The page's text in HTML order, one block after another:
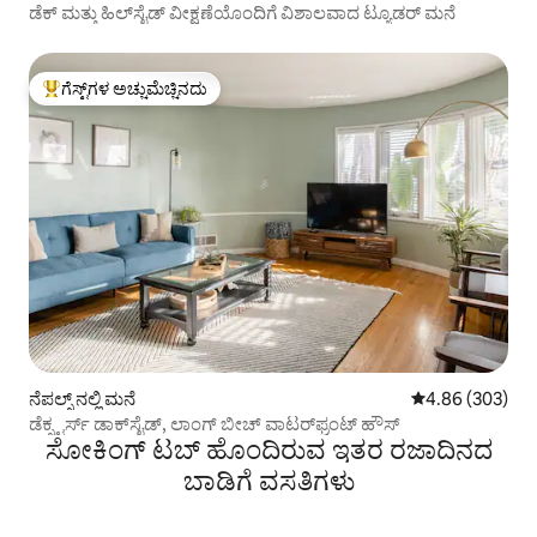
ಡೆಕ್ ಮತ್ತು ಹಿಲ್‌ಸೈಡ್ ವೀಕ್ಷಣೆಯೊಂದಿಗೆ ವಿಶಾಲವಾದ ಟ್ಯೂಡರ್ ಮನೆ
ಗೆಸ್ಟ್‌ಗಳಿಗೆ ಅತಿ ಹೆಚ್ಚು ಅಚ್ಚುಮೆಚ್ಚಿನದು
ಗೆಸ್ಟ್‌ಗಳ ಅಚ್ಚುಮೆಚ್ಚಿನದು
ನೆಪಲ್ಸ್ ನಲ್ಲಿ ಮನೆ 5 ರಲ್ಲಿ 4.86
4.86 (303)
ಡೆಕ್ಸ್ಟರ್ಸ್ ಡಾಕ್‌ಸೈಡ್, ಲಾಂಗ್ ಬೀಚ್ ವಾಟರ್‌ಫ್ರಂಟ್ ಹೌಸ್
ಸೋಕಿಂಗ್ ಟಬ್ ಹೊಂದಿರುವ ಇತರ ರಜಾದಿನದ
ಬಾಡಿಗೆ ವಸತಿಗಳು